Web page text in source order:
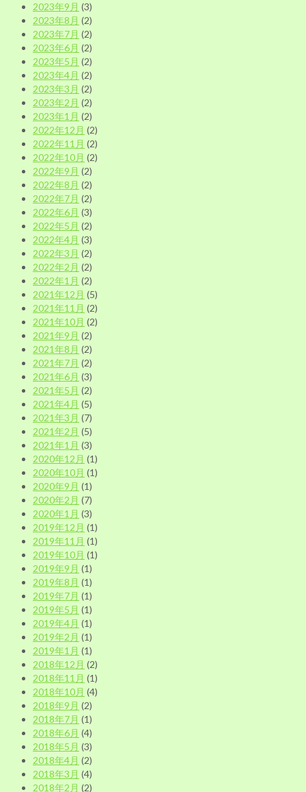
2023年9月 (3)
2023年8月 (2)
2023年7月 (2)
2023年6月 (2)
2023年5月 (2)
2023年4月 (2)
2023年3月 (2)
2023年2月 (2)
2023年1月 (2)
2022年12月 (2)
2022年11月 (2)
2022年10月 (2)
2022年9月 (2)
2022年8月 (2)
2022年7月 (2)
2022年6月 (3)
2022年5月 (2)
2022年4月 (3)
2022年3月 (2)
2022年2月 (2)
2022年1月 (2)
2021年12月 (5)
2021年11月 (2)
2021年10月 (2)
2021年9月 (2)
2021年8月 (2)
2021年7月 (2)
2021年6月 (3)
2021年5月 (2)
2021年4月 (5)
2021年3月 (7)
2021年2月 (5)
2021年1月 (3)
2020年12月 (1)
2020年10月 (1)
2020年9月 (1)
2020年2月 (7)
2020年1月 (3)
2019年12月 (1)
2019年11月 (1)
2019年10月 (1)
2019年9月 (1)
2019年8月 (1)
2019年7月 (1)
2019年5月 (1)
2019年4月 (1)
2019年2月 (1)
2019年1月 (1)
2018年12月 (2)
2018年11月 (1)
2018年10月 (4)
2018年9月 (2)
2018年7月 (1)
2018年6月 (4)
2018年5月 (3)
2018年4月 (2)
2018年3月 (4)
2018年2月 (2)